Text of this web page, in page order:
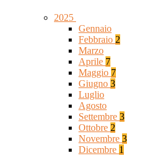
2025
Gennaio
Febbraio 2
Marzo
Aprile 7
Maggio 7
Giugno 3
Luglio
Agosto
Settembre 3
Ottobre 2
Novembre 3
Dicembre 1